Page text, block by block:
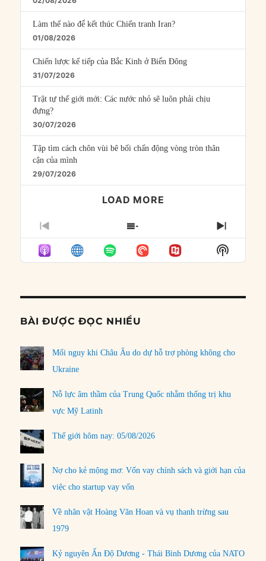
Làm thế nào để kết thúc Chiến tranh Iran?
01/08/2026
Chiến lược kế tiếp của Bắc Kinh ở Biển Đông
31/07/2026
Trật tự thế giới mới: Các nước nhỏ sẽ luôn phải chịu
đựng?
30/07/2026
Tập tìm cách chôn vùi bê bối chấn động vòng tròn thân
cận của mình
29/07/2026
LOAD MORE
PREVIOUS
EPISODE
SHOW
EPISODES
LIST
NEXT
Show
Podcast
BÀI ĐƯỢC ĐỌC NHIỀU
Mối nguy khi Châu Âu do dự hỗ trợ phòng không cho
Ukraine
Nỗ lực âm thầm của Trung Quốc nhằm thống trị khu
vực Mỹ Latinh
Thế giới hôm nay: 05/08/2026
Nợ cho kẻ mộng mơ: Vốn vay chính sách và giới hạn của
việc cho startup vay vốn
Về nhân vật Hoàng Văn Hoan và vụ thanh trừng sau
1979
Kỷ nguyên Ấn Độ Dương - Thái Bình Dương của NATO